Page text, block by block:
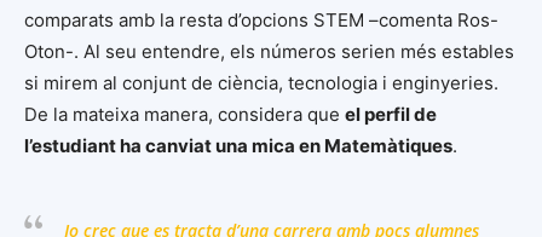
comparats amb la resta d’opcions STEM –comenta Ros-
Oton-. Al seu entendre, els números serien més estables
si mirem al conjunt de ciència, tecnologia i enginyeries.
De la mateixa manera, considera que el perfil de
l’estudiant ha canviat una mica en Matemàtiques.
Jo crec que es tracta d’una carrera amb pocs alumnes